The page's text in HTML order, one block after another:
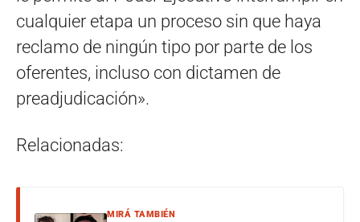
cualquier etapa un proceso sin que haya
reclamo de ningún tipo por parte de los
oferentes, incluso con dictamen de
preadjudicación».
Relacionadas:
MIRÁ TAMBIÉN